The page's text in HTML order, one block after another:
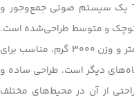
اسپیکر سه تیکه تسکو مدل TSCO TS2196 یک سیستم صوتی جمع‌وجور و
کوچک و متوسط طراحی‌شده است.
این اسپیکر با ابعاد ۱۶۰ × ۲۶۵ × ۲۷۰ میلی‌متر و وزن ۳۰۰۰ گرم، مناسب برای
دیگر است. طراحی ساده و
از آن در محیط‌های مختلف